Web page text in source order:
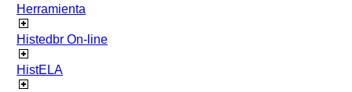
Herramienta
Histedbr On-line
HistELA